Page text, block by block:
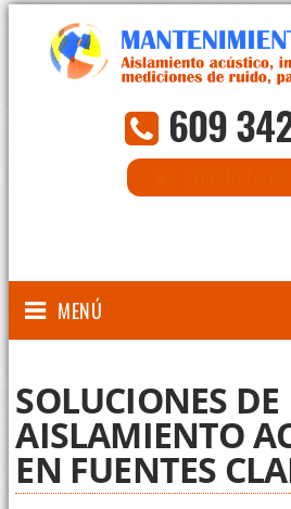
609
MENÚ
SOLUCIONES DE
AISLAMIENTO
EN FUENTES